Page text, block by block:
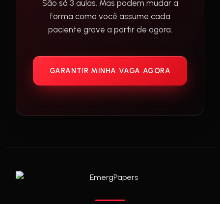
São só 3 aulas. Mas podem mudar a
forma como você assume cada
paciente grave a partir de agora.
GARANTIR MINHA VAGA AGORA